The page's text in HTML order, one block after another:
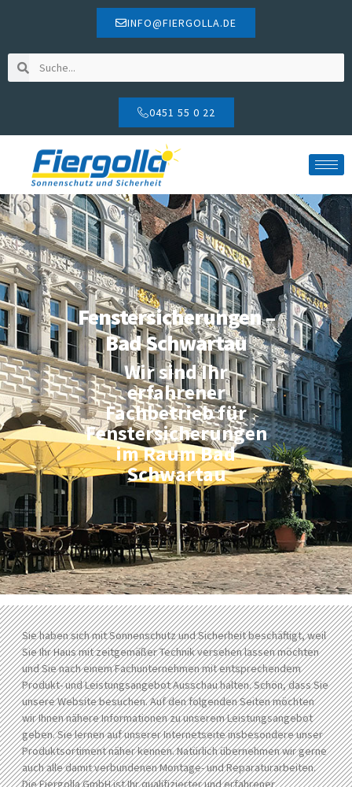
INFO@FIERGOLLA.DE
0451 55 0 22
Fenstersicherungen –
Bad Schwartau
Wir sind Ihr
erfahrener
Fachbetrieb für
Fenstersicherungen
im Raum Bad
Schwartau
Sie haben sich mit Sonnenschutz und Sicherheit beschäftigt, weil
Sie Ihr Haus mit zeitgemäßer Technik versehen lassen möchten
und Sie nach einem Fachunternehmen mit entsprechendem
Produkt- und Leistungsangebot Ausschau halten. Schön, dass Sie
unsere Website besuchen. Auf den folgenden Seiten möchten
wir Ihnen nähere Informationen zu unserem Leistungsangebot
geben. Sie lernen auf unserer Internetseite insbesondere unser
Produktsortiment näher kennen. Natürlich übernehmen wir gerne
auch alle damit verbundenen Montage- und Reparaturarbeiten.
Die Fiergolla GmbH ist Ihr qualifizierter und erfahrener